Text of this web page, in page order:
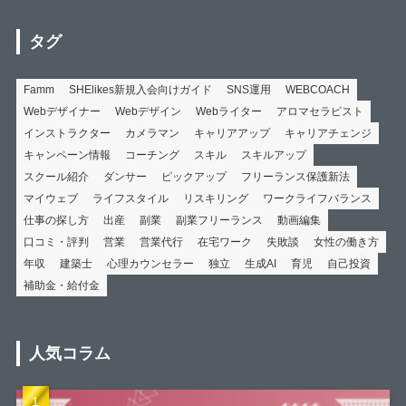
タグ
Famm SHElikes新規入会向けガイド SNS運用
WEBCOACH
Webデザイナー
Webデザイン Webライター
アロマセラピスト
インストラクター
カメラマン キャリアアップ
キャリアチェンジ
キャンペーン情報
コーチング スキル
スキルアップ
スクール紹介
ダンサー ピックアップ
フリーランス保護新法
マイウェブ
ライフスタイル リスキリング
ワークライフバランス
仕事の探し方
出産 副業 副業フリーランス
動画編集
口コミ・評判
営業 営業代行 在宅ワーク 失敗談
女性の働き方
年収
建築士 心理カウンセラー 独立 生成AI 育児
自己投資
補助金・給付金
人気コラム